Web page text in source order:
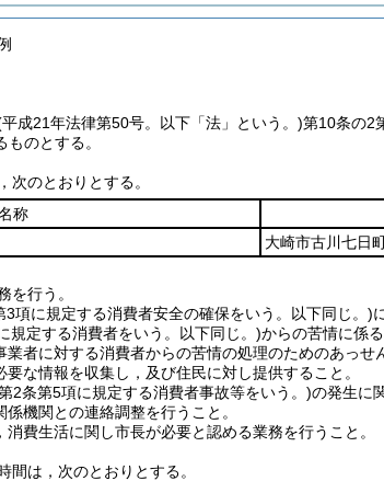
成21年法律第50号。以下「法」という。)第10条の2
のとする。
次のとおりとする。
称
大崎市古川七日
を行う。
3項に規定する消費者安全の確保をいう。以下同じ。)
規定する消費者をいう。以下同じ。)からの苦情に係
者に対する消費者からの苦情の処理のためのあっせ
な情報を収集し，及び住民に対し提供すること。
2条第5項に規定する消費者事故等をいう。)の発生に
機関との連絡調整を行うこと。
費生活に関し市長が必要と認める業務を行うこと。
間は，次のとおりとする。